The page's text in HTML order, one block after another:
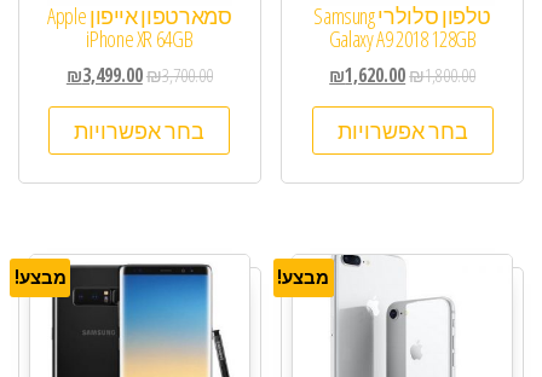
טלפון סלולרי Samsung
Galaxy A9 2018 128GB
₪1,800.00
₪1,620.00
בחר אפשרויות
סמארטפון אייפון Apple
iPhone XR 64GB
₪3,700.00
₪3,499.00
בחר אפשרויות
מבצע! מבצע!